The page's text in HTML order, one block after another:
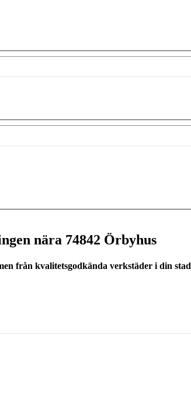
nära 74842 Örbyhus
från kvalitetsgodkända verkstäder i din stad